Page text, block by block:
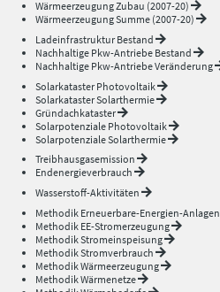
Wärmeerzeugung Zubau (2007-20)
Wärmeerzeugung Summe (2007-20)
Ladeinfrastruktur Bestand
Nachhaltige Pkw-Antriebe Bestand
Nachhaltige Pkw-Antriebe Veränderung
Solarkataster Photovoltaik
Solarkataster Solarthermie
Gründachkataster
Solarpotenziale Photovoltaik
Solarpotenziale Solarthermie
Treibhausgasemission
Endenergieverbrauch
Wasserstoff-Aktivitäten
Methodik Erneuerbare-Energien-Anlagen
Methodik EE-Stromerzeugung
Methodik Stromeinspeisung
Methodik Stromverbrauch
Methodik Wärmeerzeugung
Methodik Wärmenetze